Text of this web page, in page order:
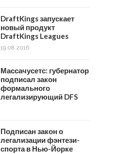
DraftKings запускает
новый продукт
DraftKings Leagues
19.08.2016
Массачусетс: губернатор
подписал закон
формального
легализирующий DFS
Подписан закон о
легализации фэнтези-
спорта в Нью-Йорке